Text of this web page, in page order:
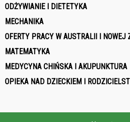
ODŻYWIANIE I DIETETYKA
MECHANIKA
OFERTY PRACY W AUSTRALII I NOWEJ
MATEMATYKA
MEDYCYNA CHIŃSKA I AKUPUNKTURA
OPIEKA NAD DZIECKIEM I